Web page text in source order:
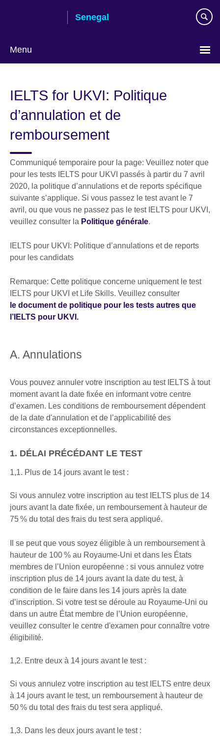
Senegal
Menu
langue
IELTS for UKVI: Politique
d’annulation et de
remboursement
Communiqué temporaire pour la page: Veuillez noter que
pour les tests IELTS pour UKVI passés à partir du 7 avril
2020, la politique d’annulations et de reports spécifique
suivante s’applique. Si vous passez le test avant le 7
avril, ou que vous ne passez pas le test IELTS pour UKVI,
veuillez consulter la Politique générale.
IELTS pour UKVI: Politique d’annulations et de reports
pour les candidats
Remarque: Cette politique concerne uniquement le test
IELTS pour UKVI et Life Skills. Veuillez consulter
le document de politique pour les tests autres que
l’IELTS pour UKVI.
A. Annulations
Vous pouvez annuler votre inscription au test IELTS à tout
moment avant la date fixée en informant votre centre
d’examen. Les conditions de remboursement dépendent
de la date d'annulation et de l’applicabilité des
circonstances exceptionnelles.
1. DÉLAI PRÉCÉDANT LE TEST
1,1. Plus de 14 jours avant le test :
Si vous annulez votre inscription au test IELTS plus de 14
jours avant la date fixée, un remboursement à hauteur de
75 % du total des frais du test sera appliqué.
Il se peut que vous soyez éligible à un remboursement à
hauteur de 100 % au Royaume-Uni et dans les États
membres de l’Union européenne : si vous annulez votre
inscription plus de 14 jours avant la date du test, à
condition de le faire dans les 14 jours après la date
d’inscription. Si votre test se déroule au Royaume-Uni ou
dans un autre État membre de l’Union européenne,
veuillez consulter le centre d'examen pour connaître votre
éligibilité.
1,2. Entre deux à 14 jours avant le test :
Si vous annulez votre inscription au test IELTS entre deux
à 14 jours avant le test, un remboursement à hauteur de
50 % du total des frais du test sera appliqué.
1,3. Dans les deux jours avant le test :